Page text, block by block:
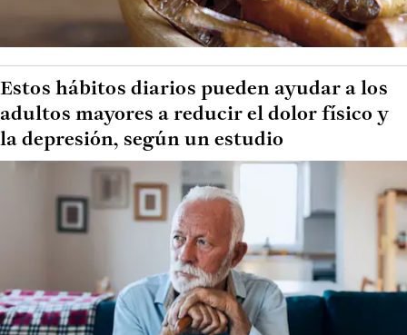
Estos hábitos diarios pueden ayudar a los
adultos mayores a reducir el dolor físico y
la depresión, según un estudio